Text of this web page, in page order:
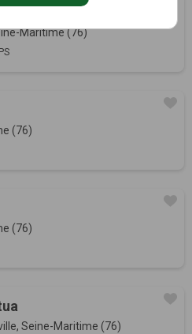
Maritime (76)
(76)
(76)
Seine-Maritime (76)